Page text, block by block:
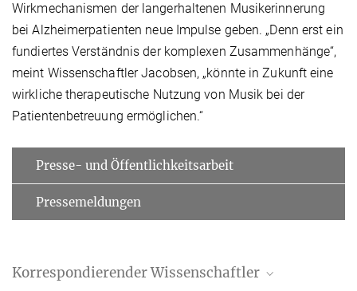
Wirkmechanismen der langerhaltenen Musikerinnerung
bei Alzheimerpatienten neue Impulse geben. „Denn erst ein
fundiertes Verständnis der komplexen Zusammenhänge“,
meint Wissenschaftler Jacobsen, „könnte in Zukunft eine
wirkliche therapeutische Nutzung von Musik bei der
Patientenbetreuung ermöglichen.“
Presse- und Öffentlichkeitsarbeit
Pressemeldungen
Korrespondierender Wissenschaftler